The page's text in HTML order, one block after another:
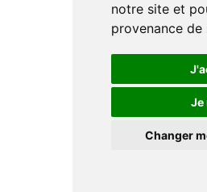
notre site et
provenance de
Je
Changer
notre site et
provenance de
Je
Changer